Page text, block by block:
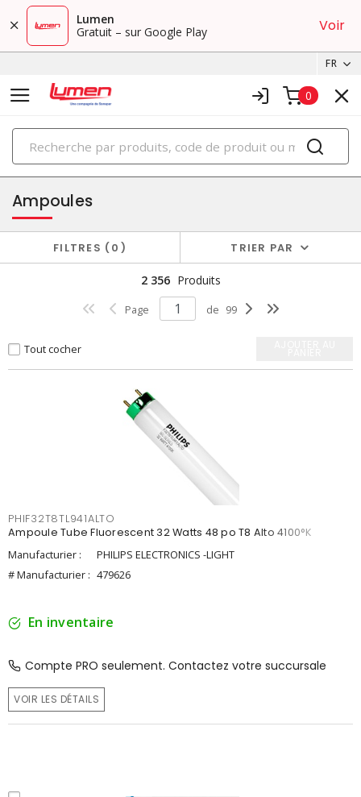
Lumen
Gratuit – sur Google Play
Voir
FR
0
PRODUITS
éclairage
Ampoules
FILTRES 0 TRIER PAR
2 356 Produits
Page de 99
Tout cocher
PHIF32T8TL941ALTO
Ampoule Tube Fluorescent 32 Watts 48 po T8 Alto 4100°K
Manufacturier :
PHILIPS ELECTRONICS -LIGHT
# Manufacturier : 479626
En inventaire
Compte PRO seulement. Contactez votre succursale
VOIR LES DÉTAILS